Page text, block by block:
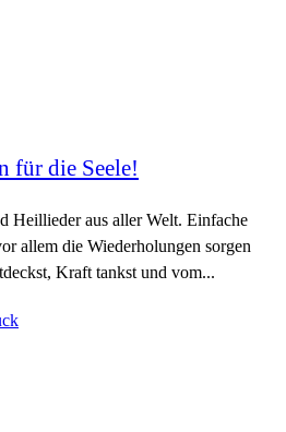
für die Seele!
Heillieder aus aller Welt. Einfache
allem die Wiederholungen sorgen
Kraft tankst und vom...